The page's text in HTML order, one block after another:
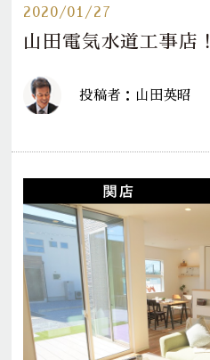
2020/01/27
山田電気水道工事店！
投稿者：山田英昭